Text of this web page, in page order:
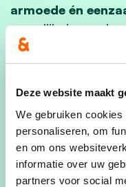
Deze website maakt
We gebruiken
personaliseren, om
en om ons
informatie over uw
partners voor social
armoede én
mogelijk drempels
en sociale
We laten niemand
participeren. We
armoede en
het ondersteunen
we voorkomen dat
komen door